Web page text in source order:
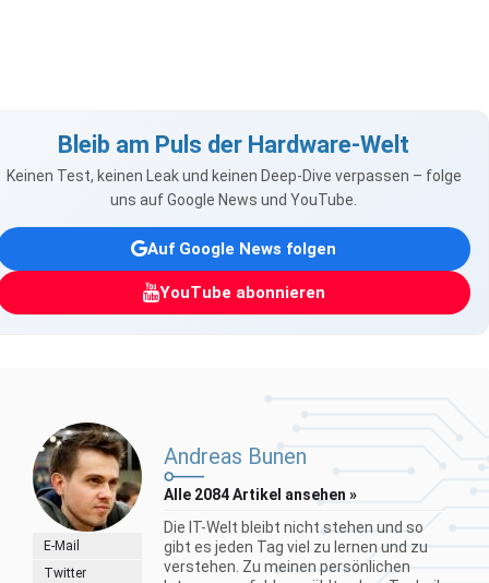
Bleib am Puls der Hardware-Welt
Keinen Test, keinen Leak und keinen Deep-Dive verpassen – folge
uns auf Google News und YouTube.
Auf Google News folgen
YouTube abonnieren
E-Mail
Twitter
Andreas Bunen
Alle 2084 Artikel ansehen »
Die IT-Welt bleibt nicht stehen und so
gibt es jeden Tag viel zu lernen und zu
verstehen. Zu meinen persönlichen